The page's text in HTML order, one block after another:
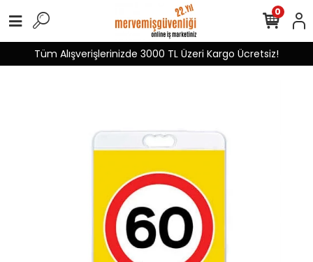
Tüm Alışverişlerinizde 3000 TL Üzeri Kargo Ücretsiz!
0